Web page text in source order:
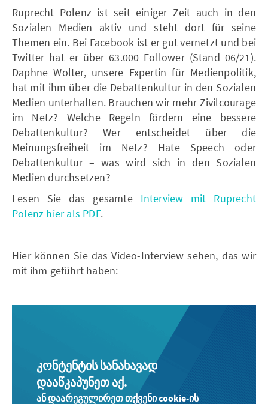
Ruprecht Polenz ist seit einiger Zeit auch in den
Sozialen Medien aktiv und steht dort für seine
Themen ein. Bei Facebook ist er gut vernetzt und bei
Twitter hat er über 63.000 Follower (Stand 06/21).
Daphne Wolter, unsere Expertin für Medienpolitik,
hat mit ihm über die Debattenkultur in den Sozialen
Medien unterhalten. Brauchen wir mehr Zivilcourage
im Netz? Welche Regeln fördern eine bessere
Debattenkultur? Wer entscheidet über die
Meinungsfreiheit im Netz? Hate Speech oder
Debattenkultur – was wird sich in den Sozialen
Medien durchsetzen?
Lesen Sie das gesamte Interview mit Ruprecht
Polenz hier als PDF.
Hier können Sie das Video-Interview sehen, das wir
mit ihm geführt haben:
კონტენტის სანახავად
დააწკაპუნეთ აქ.
ან დაარეგულირეთ თქვენი cookie-ის